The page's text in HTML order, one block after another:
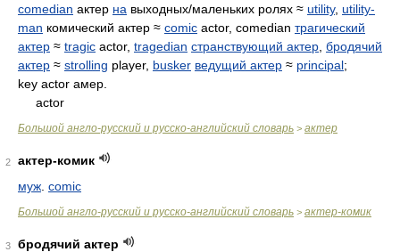
comedian актер на выходных/маленьких ролях ≈ utility, utility-
man комический актер ≈ comic actor, comedian трагический
актер ≈ tragic actor, tragedian странствующий актер бродячий
актер ≈ strolling player, busker ведущий актер ≈ principal;
key actor амер.
actor
Большой англо-русский и русско-английский словарь > актер
2
актер-комик
муж comic
Большой англо-русский и русско-английский словарь > актер-комик
3
бродячий актер